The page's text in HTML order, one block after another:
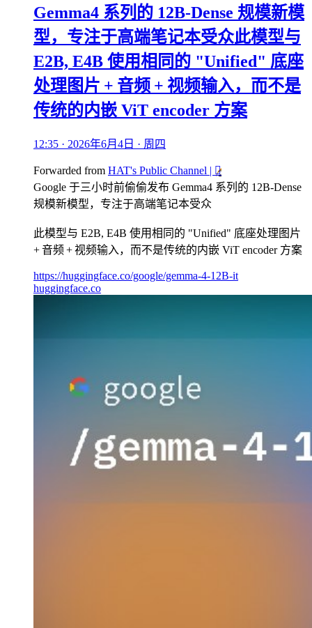
Gemma4 系列的 12B-Dense 规模新模
型，专注于高端笔记本受众此模型与
E2B, E4B 使用相同的 "Unified" 底座
处理图片 + 音频 + 视频输入，而不是
传统的内嵌 ViT encoder 方案
12:35 · 2026年6月4日 · 周四
Forwarded from HAT's Public Channel | 🫪
Google 于三小时前偷偷发布 Gemma4 系列的 12B-Dense
规模新模型，专注于高端笔记本受众
此模型与 E2B, E4B 使用相同的 "Unified" 底座处理图片
+ 音频 + 视频输入，而不是传统的内嵌 ViT encoder 方案
https://huggingface.co/google/gemma-4-12B-it
huggingface.co